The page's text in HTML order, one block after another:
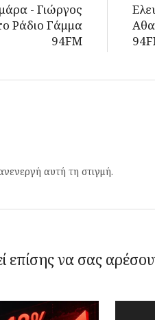
- Γιώργος
Ράδιο Γάμμα
94FM
αυτή τη στιγμή.
επίσης να σας